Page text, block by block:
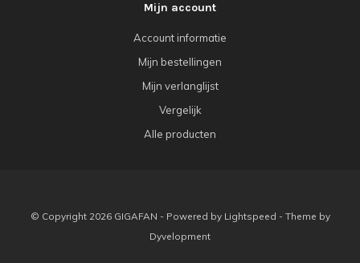
Mijn account
Account informatie
Mijn bestellingen
Mijn verlanglijst
Vergelijk
Alle producten
© Copyright 2026 GIGAFAN - Powered by Lightspeed - Theme by
Dyvelopment